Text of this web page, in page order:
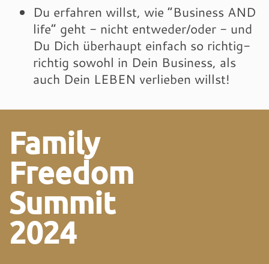
Du erfahren willst, wie “Business AND
life” geht - nicht entweder/oder - und
Du Dich überhaupt einfach so richtig-
richtig sowohl in Dein Business, als
auch Dein LEBEN verlieben willst!
Family
Freedom
Summit
2024